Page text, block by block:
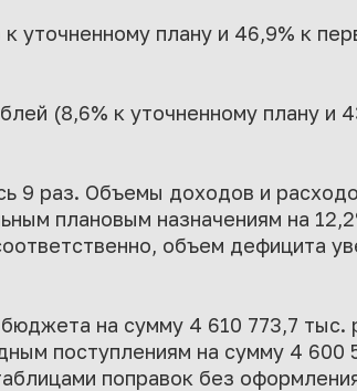
уточненному плану и 46,9% к
(8,6% к уточненному плану и
9 раз. Объемы доходов и
плановым назначениям на
объем дефицита
на сумму 4 610 773,7 тыс.
поступлениям на сумму 4 600
поправок без